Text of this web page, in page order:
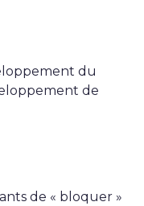
du
de
de « bloquer »